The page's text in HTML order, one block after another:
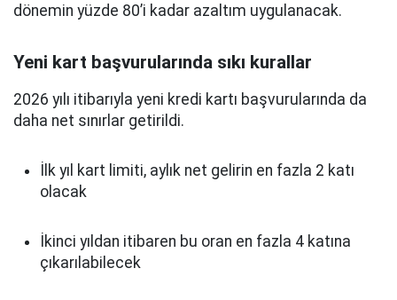
dönemin yüzde 80’i kadar azaltım uygulanacak.
Yeni kart başvurularında sıkı kurallar
2026 yılı itibarıyla yeni kredi kartı başvurularında da
daha net sınırlar getirildi.
İlk yıl kart limiti, aylık net gelirin en fazla 2 katı
olacak
İkinci yıldan itibaren bu oran en fazla 4 katına
çıkarılabilecek